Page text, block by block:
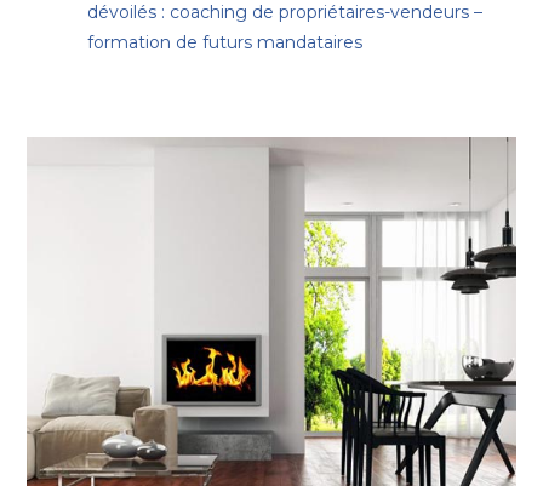
dévoilés : coaching de propriétaires-vendeurs –
formation de futurs mandataires